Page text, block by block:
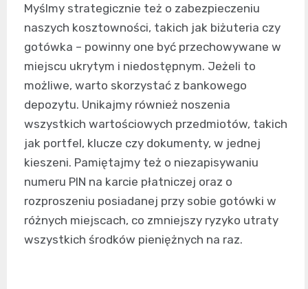
Myślmy strategicznie też o zabezpieczeniu
naszych kosztowności, takich jak biżuteria czy
gotówka – powinny one być przechowywane w
miejscu ukrytym i niedostępnym. Jeżeli to
możliwe, warto skorzystać z bankowego
depozytu. Unikajmy również noszenia
wszystkich wartościowych przedmiotów, takich
jak portfel, klucze czy dokumenty, w jednej
kieszeni. Pamiętajmy też o niezapisywaniu
numeru PIN na karcie płatniczej oraz o
rozproszeniu posiadanej przy sobie gotówki w
różnych miejscach, co zmniejszy ryzyko utraty
wszystkich środków pieniężnych na raz.